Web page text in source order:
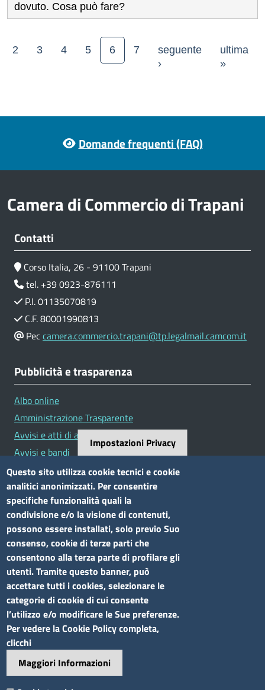
dovuto. Cosa può fare?
2 3 4 5 6 7
seguente
›Pagina successiva
ultima
»Ultima
Domande frequenti (FAQ)
Camera di Commercio di Trapani
Contatti
Corso Italia, 26 - 91100 Trapani
tel. +39 0923-876111
P.I. 01135070819
C.F. 80001990813
Peccamera.commercio.trapani@tp.legalmail.camcom.it
Pubblicità e trasparenza
Albo online
Amministrazione Trasparente
Avvisi e atti di altre Amministrazioni
Avvisi e bandi
Bandi di concorso
Siti tematici
Elenco siti tematici
Seguici su
Sito web
Accesso riservato
Mappa del sito
Impostazioni Privacy
Questo sito utilizza cookie tecnici e cookie
analitici anonimizzati. Per consentire
specifiche funzionalità quali la
condivisione e/o la visione di contenuti,
possono essere installati, solo previo Suo
consenso, cookie di terze parti che
consentono alla terza parte di profilare gli
utenti. Tramite questo banner, può
accettare tutti i cookies, selezionare le
categorie di cookie di cui consente
l’utilizzo e/o modificare le Sue preferenze.
Per vedere la Cookie Policy completa,
clicchi
Maggiori Informazioni